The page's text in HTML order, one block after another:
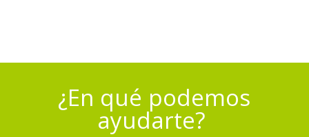
¿En qué podemos
ayudarte?